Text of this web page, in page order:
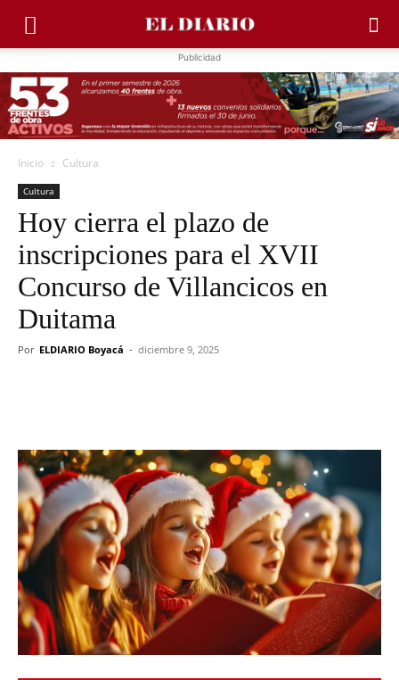
Publicidad
Inicio Cultura
Cultura
Hoy cierra el plazo de
inscripciones para el XVII
Concurso de Villancicos en
Duitama
Por ELDIARIO Boyacá - diciembre 9, 2025